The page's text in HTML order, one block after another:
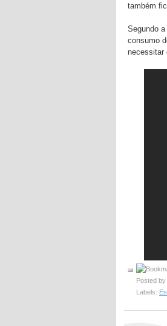
também
Segundo
consumo
necessitar
Posted by
Labels: